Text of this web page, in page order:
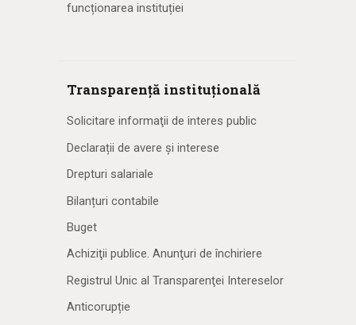
funcționarea instituției
Transparență instituțională
Solicitare informaţii de interes public
Declarații de avere și interese
Drepturi salariale
Bilanțuri contabile
Buget
Achiziţii publice. Anunţuri de închiriere
Registrul Unic al Transparenţei Intereselor
Anticorupție